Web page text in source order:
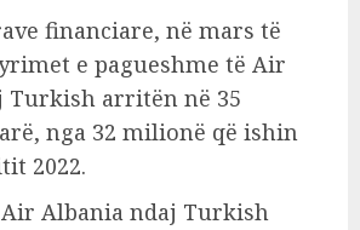
financiare, në mars të
e pagueshme të Air
Turkish arritën në 35
nga 32 milionë që ishin
2022.
Albania ndaj Turkish